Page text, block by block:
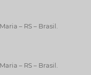
– RS – Brasil.
– RS – Brasil.